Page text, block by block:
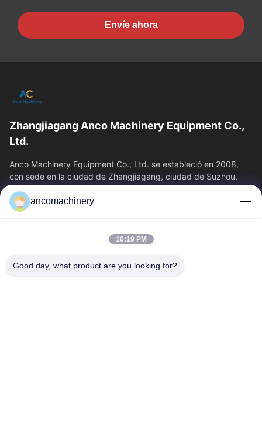
Envíe ahora
Zhangjiagang Anco Machinery Equipment Co.,
Ltd.
Anco Machinery Equipment Co., Ltd. se estableció en 2008,
con sede en la ciudad de Zhangjiagang, ciudad de Suzhou,
provincia de Jiangsu. Es una...
Enlaces Rápidos
Sobre Nosotros
Visita A La Fábrica
Control De Calidad
ancomachinery
10:19 PM
Good day, what product are you looking for?